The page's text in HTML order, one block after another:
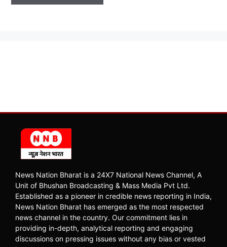
News Nation Bharat is a 24X7 National News Channel, A
Unit of Bhushan Broadcasting & Mass Media Pvt Ltd.
Established as a pioneer in credible news reporting in India,
News Nation Bharat has emerged as the most respected
news channel in the country. Our commitment lies in
providing in-depth, analytical reporting and engaging
discussions on pressing issues without any bias or vested